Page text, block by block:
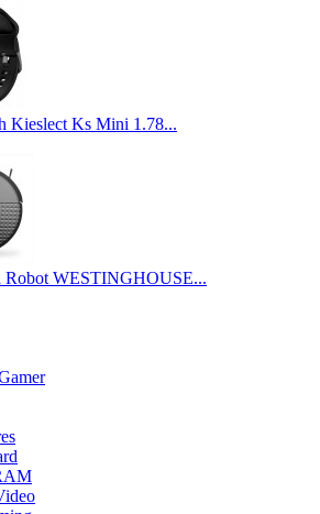
Kieslect Ks Mini 1.78...
Robot WESTINGHOUSE...